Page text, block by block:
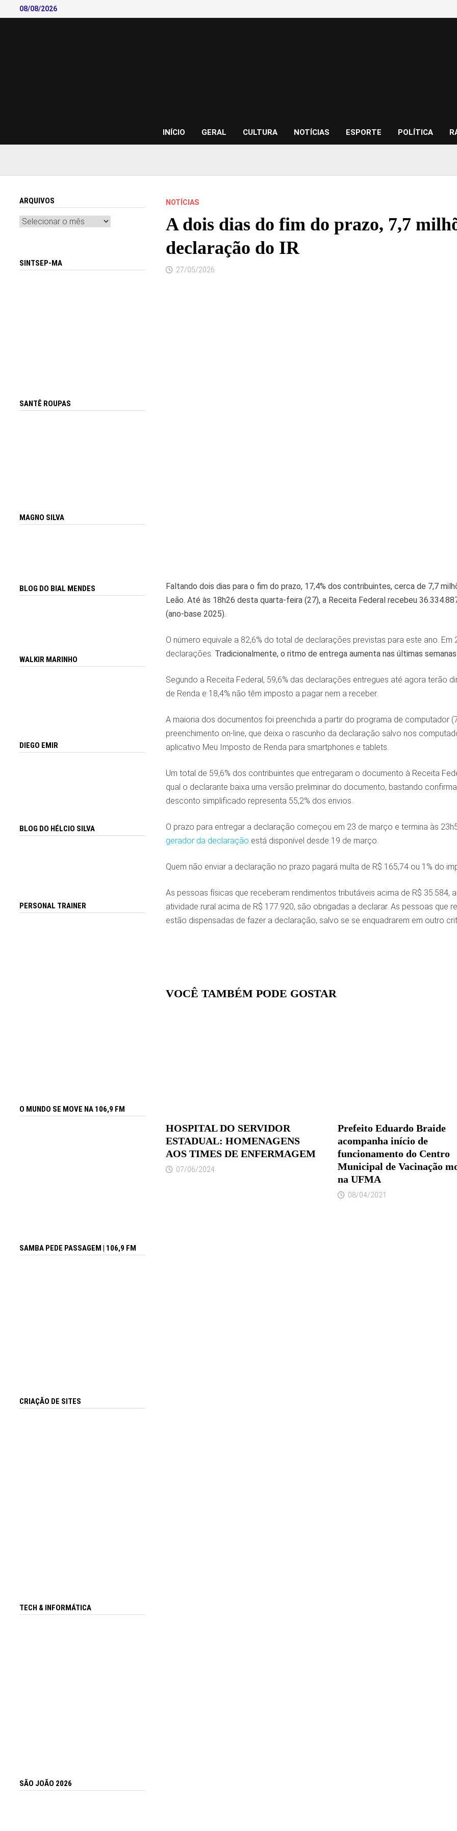
to
08/08/2026
INÍCIO GERAL CULTURA NOTÍCIAS ESPORTE POLÍTICA
NOTÍCIAS
A dois dias do fim do prazo, 7,7
declaração do IR
27/05/2026
Faltando dois dias para o fim do prazo, 17,4% dos contribuintes, cerca de 7,7
Leão. Até às 18h26 desta quarta-feira (27), a Receita Federal recebeu
(ano-base 2025).
O número equivale a 82,6% do total de declarações previstas para este ano.
declarações. Tradicionalmente, o ritmo de entrega aumenta nas últimas
Segundo a Receita Federal, 59,6% das declarações entregues até agora terão
de Renda e 18,4% não têm imposto a pagar nem a receber.
A maioria dos documentos foi preenchida a partir do programa de computador
preenchimento on-line, que deixa o rascunho da declaração salvo nos
aplicativo Meu Imposto de Renda para smartphones e tablets.
Um total de 59,6% dos contribuintes que entregaram o documento à Receita
qual o declarante baixa uma versão preliminar do documento, bastando
desconto simplificado representa 55,2% dos envios.
O prazo para entregar a declaração começou em 23 de março e termina às
gerador da declaração está disponível desde 19 de março.
Quem não enviar a declaração no prazo pagará multa de R$ 165,74 ou 1% do
As pessoas físicas que receberam rendimentos tributáveis acima de R$ 35.584,
atividade rural acima de R$ 177.920, são obrigadas a declarar. As pessoas que
estão dispensadas de fazer a declaração, salvo se se enquadrarem em outro
VOCÊ TAMBÉM PODE GOSTAR
HOSPITAL DO SERVIDOR
ESTADUAL: HOMENAGENS
AOS TIMES DE ENFERMAGEM
07/06/2024
Prefeito Eduardo Braide
acompanha início de
funcionamento do Centro
Municipal de Vacinação
na UFMA
08/04/2021
ARQUIVOS
Arquivos
SINTSEP-MA
SANTÊ ROUPAS
MAGNO SILVA
BLOG DO BIAL MENDES
WALKIR MARINHO
DIEGO EMIR
BLOG DO HÉLCIO SILVA
PERSONAL TRAINER
O MUNDO SE MOVE NA 106,9 FM
SAMBA PEDE PASSAGEM | 106,9 FM
CRIAÇÃO DE SITES
TECH & INFORMÁTICA
SÃO JOÃO 2026